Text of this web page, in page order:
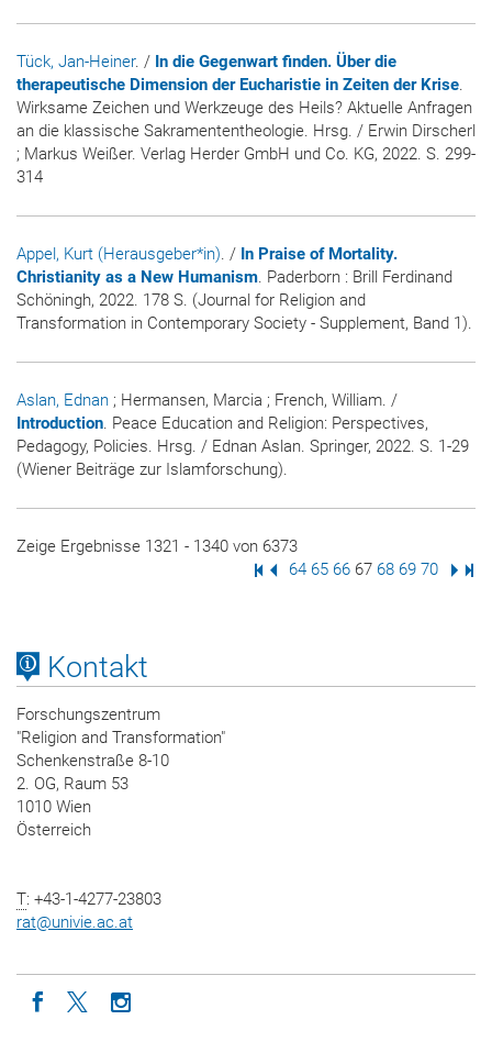
Tück, Jan-Heiner. / In die Gegenwart finden. Über die
therapeutische Dimension der Eucharistie in Zeiten der Krise.
Wirksame Zeichen und Werkzeuge des Heils? Aktuelle Anfragen
an die klassische Sakramententheologie. Hrsg. / Erwin Dirscherl
; Markus Weißer. Verlag Herder GmbH und Co. KG, 2022. S. 299-
314
Appel, Kurt (Herausgeber*in). / In Praise of Mortality.
Christianity as a New Humanism. Paderborn : Brill Ferdinand
Schöningh, 2022. 178 S. (Journal for Religion and
Transformation in Contemporary Society - Supplement, Band 1).
Aslan, Ednan ; Hermansen, Marcia ; French, William. /
Introduction. Peace Education and Religion: Perspectives,
Pedagogy, Policies. Hrsg. / Ednan Aslan. Springer, 2022. S. 1-29
(Wiener Beiträge zur Islamforschung).
Zeige Ergebnisse 1321 - 1340 von 6373
Erste Seite
Vorige Seite
Seite
64 Seite
65 Seite
66 Seite
67 Seite
68 Seite
69 Seite
70
Kontakt
Forschungszentrum
"Religion and Transformation"
Schenkenstraße 8-10
2. OG, Raum 53
1010 Wien
Österreich
T: +43-1-4277-23803
rat@univie.ac.at
Icon facebook
Icon twitter
Icon instagram